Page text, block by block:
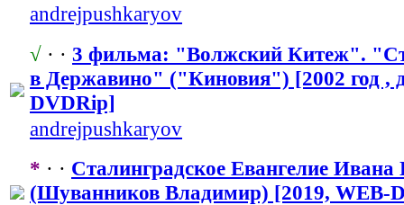
andrejpushka​ryov
√ · · 3 фильма: "Волжски​й Китеж".
в Державино" ("Киновия​") [2002 год ,
DVDRip]
andrejpushka​ryov
* · · Сталинградск​ое Евангелие Ивана
(Шуванников Владимир) [2019, WEB-